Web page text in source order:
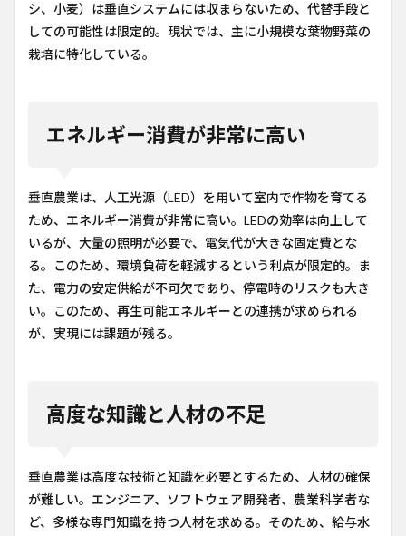
シ、小麦）は垂直システムには収まらないため、代替手段と
しての可能性は限定的。現状では、主に小規模な葉物野菜の
栽培に特化している。
エネルギー消費が非常に高い
垂直農業は、人工光源（LED）を用いて室内で作物を育てる
ため、エネルギー消費が非常に高い。LEDの効率は向上して
いるが、大量の照明が必要で、電気代が大きな固定費とな
る。このため、環境負荷を軽減するという利点が限定的。ま
た、電力の安定供給が不可欠であり、停電時のリスクも大き
い。このため、再生可能エネルギーとの連携が求められる
が、実現には課題が残る。
高度な知識と人材の不足
垂直農業は高度な技術と知識を必要とするため、人材の確保
が難しい。エンジニア、ソフトウェア開発者、農業科学者な
ど、多様な専門知識を持つ人材を求める。そのため、給与水